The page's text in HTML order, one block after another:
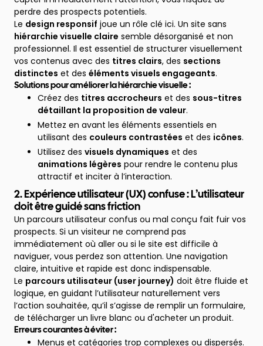
perdre des prospects potentiels.
Le design responsif joue un rôle clé ici. Un site sans
hiérarchie visuelle claire semble désorganisé et non
professionnel. Il est essentiel de structurer visuellement
vos contenus avec des titres clairs, des sections
distinctes et des éléments visuels engageants.
Solutions pour améliorer la hiérarchie visuelle :
Créez des titres accrocheurs et des sous-titres
détaillant la proposition de valeur.
Mettez en avant les éléments essentiels en
utilisant des couleurs contrastées et des icônes.
Utilisez des visuels dynamiques et des
animations légères pour rendre le contenu plus
attractif et inciter à l’interaction.
2. Expérience utilisateur (UX) confuse : L’utilisateur
doit être guidé sans friction
Un parcours utilisateur confus ou mal conçu fait fuir vos
prospects. Si un visiteur ne comprend pas
immédiatement où aller ou si le site est difficile à
naviguer, vous perdez son attention. Une navigation
claire, intuitive et rapide est donc indispensable.
Le parcours utilisateur (user journey) doit être fluide et
logique, en guidant l’utilisateur naturellement vers
l’action souhaitée, qu’il s’agisse de remplir un formulaire,
de télécharger un livre blanc ou d'acheter un produit.
Erreurs courantes à éviter :
Menus et catégories trop complexes ou dispersés.